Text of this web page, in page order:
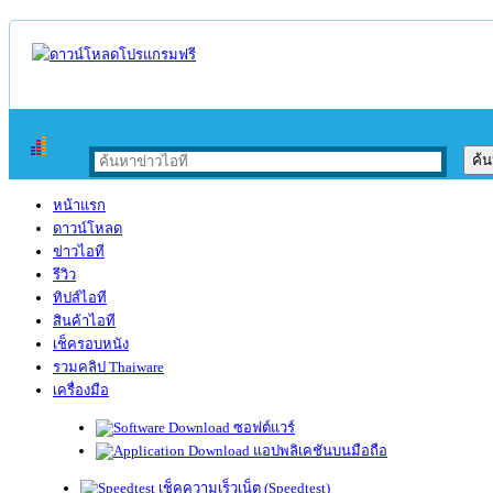
หน้าแรก
ดาวน์โหลด
ข่าวไอที
รีวิว
ทิปส์ไอที
สินค้าไอที
เช็ครอบหนัง
รวมคลิป Thaiware
เครื่องมือ
ซอฟต์แวร์
แอปพลิเคชันบนมือถือ
เช็คความเร็วเน็ต (Speedtest)